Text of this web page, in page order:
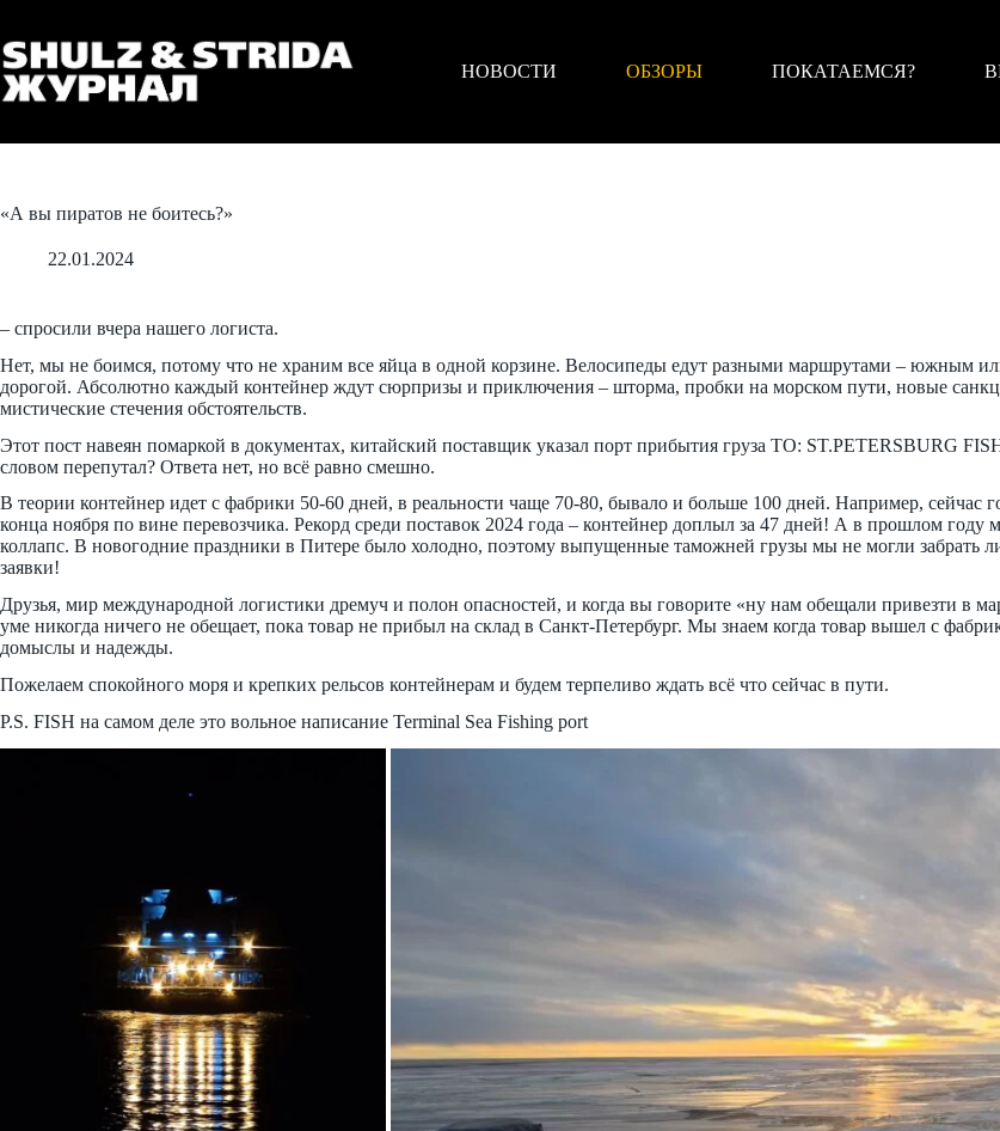
сути
НОВОСТИ
ОБЗОРЫ ПОКАТАЕМСЯ?
«А вы пиратов не боитесь?»
22.01.2024
– спросили вчера нашего логиста.
Нет, мы не боимся, потому что не храним все яйца в одной корзине. Велосипеды едут разными маршрутами – южным
дорогой. Абсолютно каждый контейнер ждут сюрпризы и приключения – шторма, пробки на морском пути, новые
мистические стечения обстоятельств.
Этот пост навеян помаркой в документах, китайский поставщик указал порт прибытия груза TO: ST.PETERSBURG
словом перепутал? Ответа нет, но всё равно смешно.
В теории контейнер идет с фабрики 50-60 дней, в реальности чаще 70-80, бывало и больше 100 дней. Например, сейчас
конца ноября по вине перевозчика. Рекорд среди поставок 2024 года – контейнер доплыл за 47 дней! А в прошлом
коллапс. В новогодние праздники в Питере было холодно, поэтому выпущенные таможней грузы мы не могли забрать
заявки!
Друзья, мир международной логистики дремуч и полон опасностей, и когда вы говорите «ну нам обещали привезти в
уме никогда ничего не обещает, пока товар не прибыл на склад в Санкт-Петербург. Мы знаем когда товар вышел с
домыслы и надежды.
Пожелаем спокойного моря и крепких рельсов контейнерам и будем терпеливо ждать всё что сейчас в пути.
P.S. FISH на самом деле это вольное написание Terminal Sea Fishing port